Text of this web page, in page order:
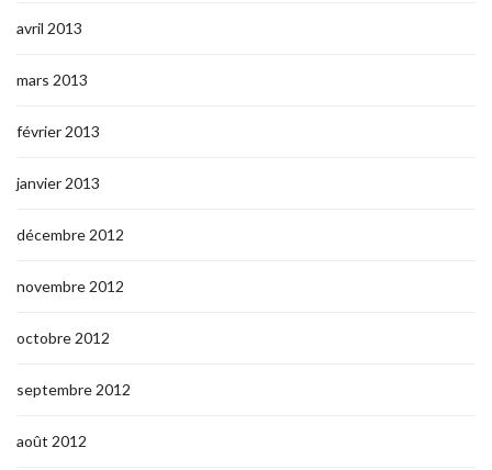
avril 2013
mars 2013
février 2013
janvier 2013
décembre 2012
novembre 2012
octobre 2012
septembre 2012
août 2012